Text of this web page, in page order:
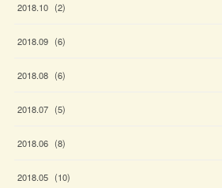
2018.10 (2)
2018.09 (6)
2018.08 (6)
2018.07 (5)
2018.06 (8)
2018.05 (10)